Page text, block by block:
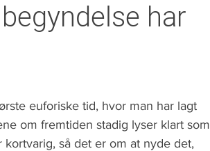
Sygemelding stress
har
euforiske tid, hvor man har lagt
om fremtiden stadig lyser klart som
så det er om at nyde det,